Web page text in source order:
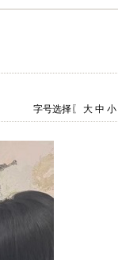
字号选择〖 大 中 小